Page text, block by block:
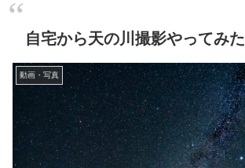
自宅から天の川撮影やってみた
動画・写真